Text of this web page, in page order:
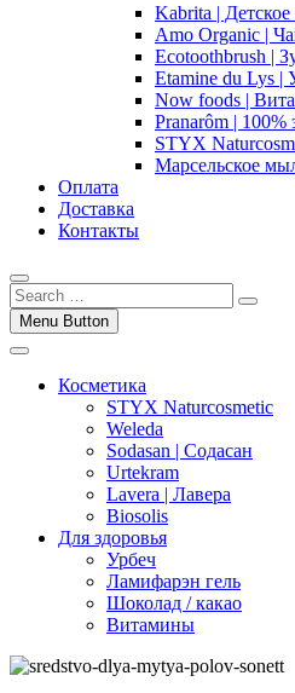
Kabrita |
Amo Organic |
Ecotoothbrush |
Etamine du Lys |
Now foods |
Pranarôm |
STYX
Марсельское
Оплата
Доставка
Контакты
Menu Button
Косметика
STYX Naturcosmetic
Weleda
Sodasan | Содасан
Urtekram
Lavera | Лавера
Biosolis
Для здоровья
Урбеч
Ламифарэн гель
Шоколад / какао
Витамины